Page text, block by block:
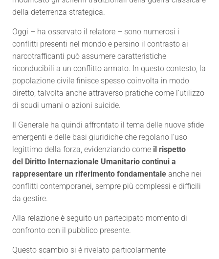
della deterrenza strategica.
Oggi – ha osservato il relatore – sono numerosi i
conflitti presenti nel mondo e persino il contrasto ai
narcotrafficanti può assumere caratteristiche
riconducibili a un conflitto armato. In questo contesto, la
popolazione civile finisce spesso coinvolta in modo
diretto, talvolta anche attraverso pratiche come l’utilizzo
di scudi umani o azioni suicide.
Il Generale ha quindi affrontato il tema delle nuove sfide
emergenti e delle basi giuridiche che regolano l’uso
legittimo della forza, evidenziando come il rispetto
del Diritto Internazionale Umanitario continui a
rappresentare un riferimento fondamentale anche nei
conflitti contemporanei, sempre più complessi e difficili
da gestire.
Alla relazione è seguito un partecipato momento di
confronto con il pubblico presente.
Questo scambio si è rivelato particolarmente